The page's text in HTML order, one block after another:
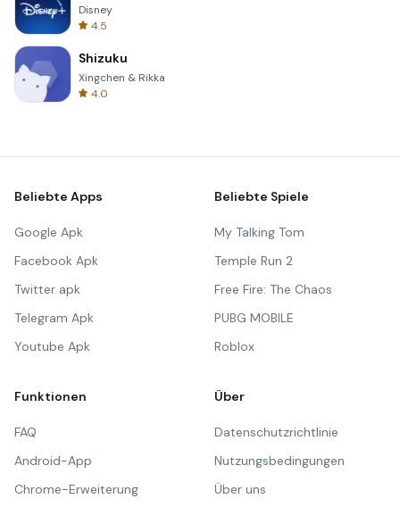
Disney
4.5
Shizuku
Xingchen & Rikka
4.0
Beliebte Apps
Google Apk
Facebook Apk
Twitter apk
Telegram Apk
Youtube Apk
Beliebte Spiele
My Talking Tom
Temple Run 2
Free Fire: The Chaos
PUBG MOBILE
Roblox
Funktionen
FAQ
Android-App
Chrome-Erweiterung
Über
Datenschutzrichtlinie
Nutzungsbedingungen
Über uns